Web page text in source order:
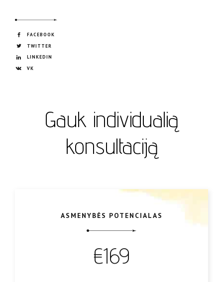
FACEBOOK
TWITTER
LINKEDIN
VK
Gauk individualią
konsultaciją
ASMENYBĖS POTENCIALAS
€169